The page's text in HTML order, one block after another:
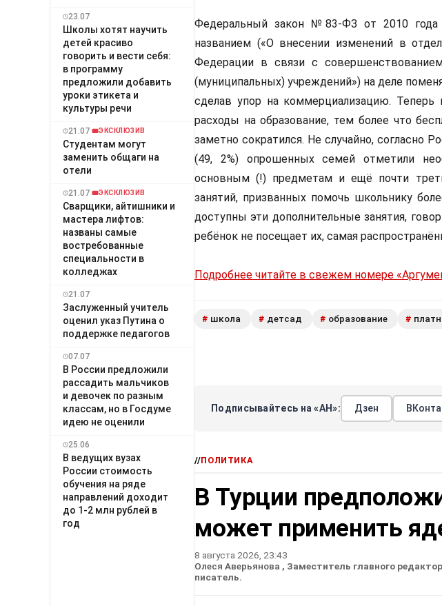
23.07
Школы хотят научить
детей красиво
говорить и вести себя:
в программу
предложили добавить
уроки этикета и
культуры речи
21.07 ЭКСКЛЮЗИВ
Студентам могут
заменить общаги на
отели
21.07 ЭКСКЛЮЗИВ
Сварщики, айтишники и
мастера лифтов:
названы самые
востребованные
специальности в
колледжах
21.07
Заслуженный учитель
оценил указ Путина о
поддержке педагогов
07.07
В России предложили
рассадить мальчиков
и девочек по разным
классам, но в Госдуме
идею не оценили
25.06
В ведущих вузах
России стоимость
обучения на ряде
направлений доходит
до 1-2 млн рублей в
год
Федеральный закон №83-ФЗ от 2010 года
названием («О внесении изменений в
Федерации в связи с
(муниципальных) учреждений») на деле
сделав упор на коммерциализацию.
расходы на образование, тем более что
заметно сократился. Не случайно, согласно
(49, 2%) опрошенных семей отметили
основным (!) предметам и ещё почти
занятий, призванных помочь школьнику
доступны эти дополнительные занятия,
ребёнок не посещает их, самая
Подробнее читайте в свежем номере
# школа # детсад # образование #
Подписывайтесь на «АН»: Дзен
//ПОЛИТИКА
В Турции
может применить
8 августа 2026, 23:43
Олеся Аверьянова , Заместитель главного
писатель.